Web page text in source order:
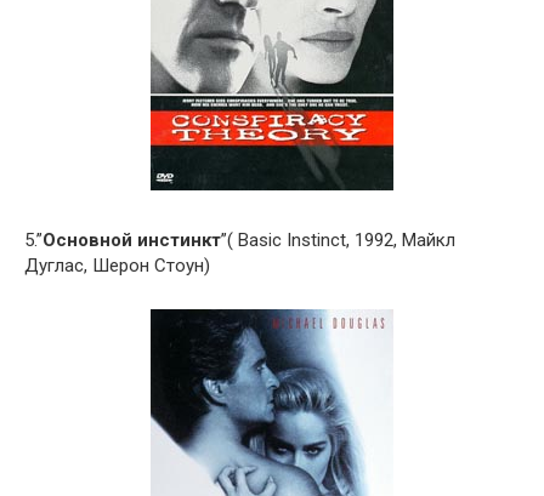
5.”Основной инстинкт”( Basic Instinct, 1992, Майкл
Дуглас, Шерон Стоун)